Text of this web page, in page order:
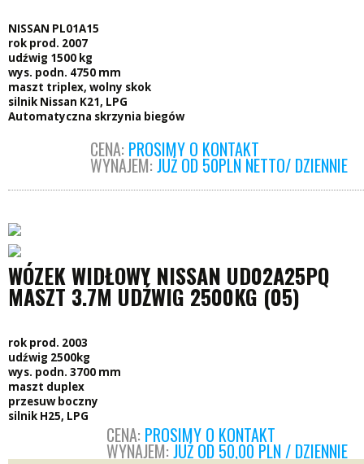
NISSAN PL01A15
rok prod. 2007
udźwig 1500 kg
wys. podn. 4750 mm
maszt triplex, wolny skok
silnik Nissan K21, LPG
Automatyczna skrzynia biegów
CENA: PROSIMY O KONTAKT
WYNAJEM: JUŻ OD 50PLN NETTO/ DZIENNIE
WÓZEK WIDŁOWY NISSAN UD02A25PQ
MASZT 3.7M UDŹWIG 2500KG (05)
rok prod. 2003
udźwig 2500kg
wys. podn. 3700 mm
maszt duplex
przesuw boczny
silnik H25, LPG
CENA: PROSIMY O KONTAKT
WYNAJEM: JUŻ OD 50,00 PLN / DZIENNIE